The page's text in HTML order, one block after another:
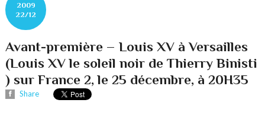
2009
22/12
Avant-première – Louis XV à Versailles
(Louis XV le soleil noir de Thierry Binisti
) sur France 2, le 25 décembre, à 20H35
Share